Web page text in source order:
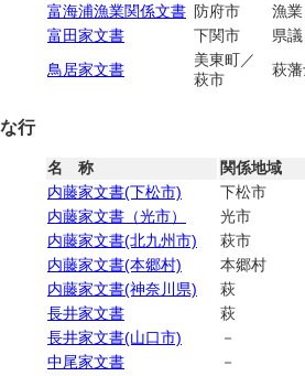
富海浦漁業関係文書 防府市
漁業
富田家文書
下関市
県議
鳥居家文書
美東町／
萩市
萩藩
な行
名 称 関係地域
内藤家文書(下松市)
下松市
内藤家文書（光市）
光市
内藤家文書(北九州市)
萩市
内藤家文書(本郷村)
本郷村
内藤家文書(神奈川県)
萩
長井家文書
萩
長井家文書(山口市)
－
中尾家文書
－